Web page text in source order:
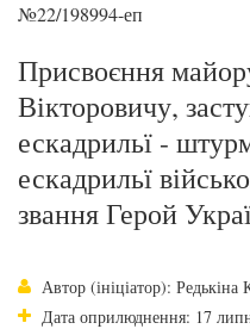
№22/198994-еп
Присвоєння
Вікторовичу,
ескадрильї -
ескадрильї
звання Герой
Автор (ініціатор): Редькіна
Дата оприлюднення: 17